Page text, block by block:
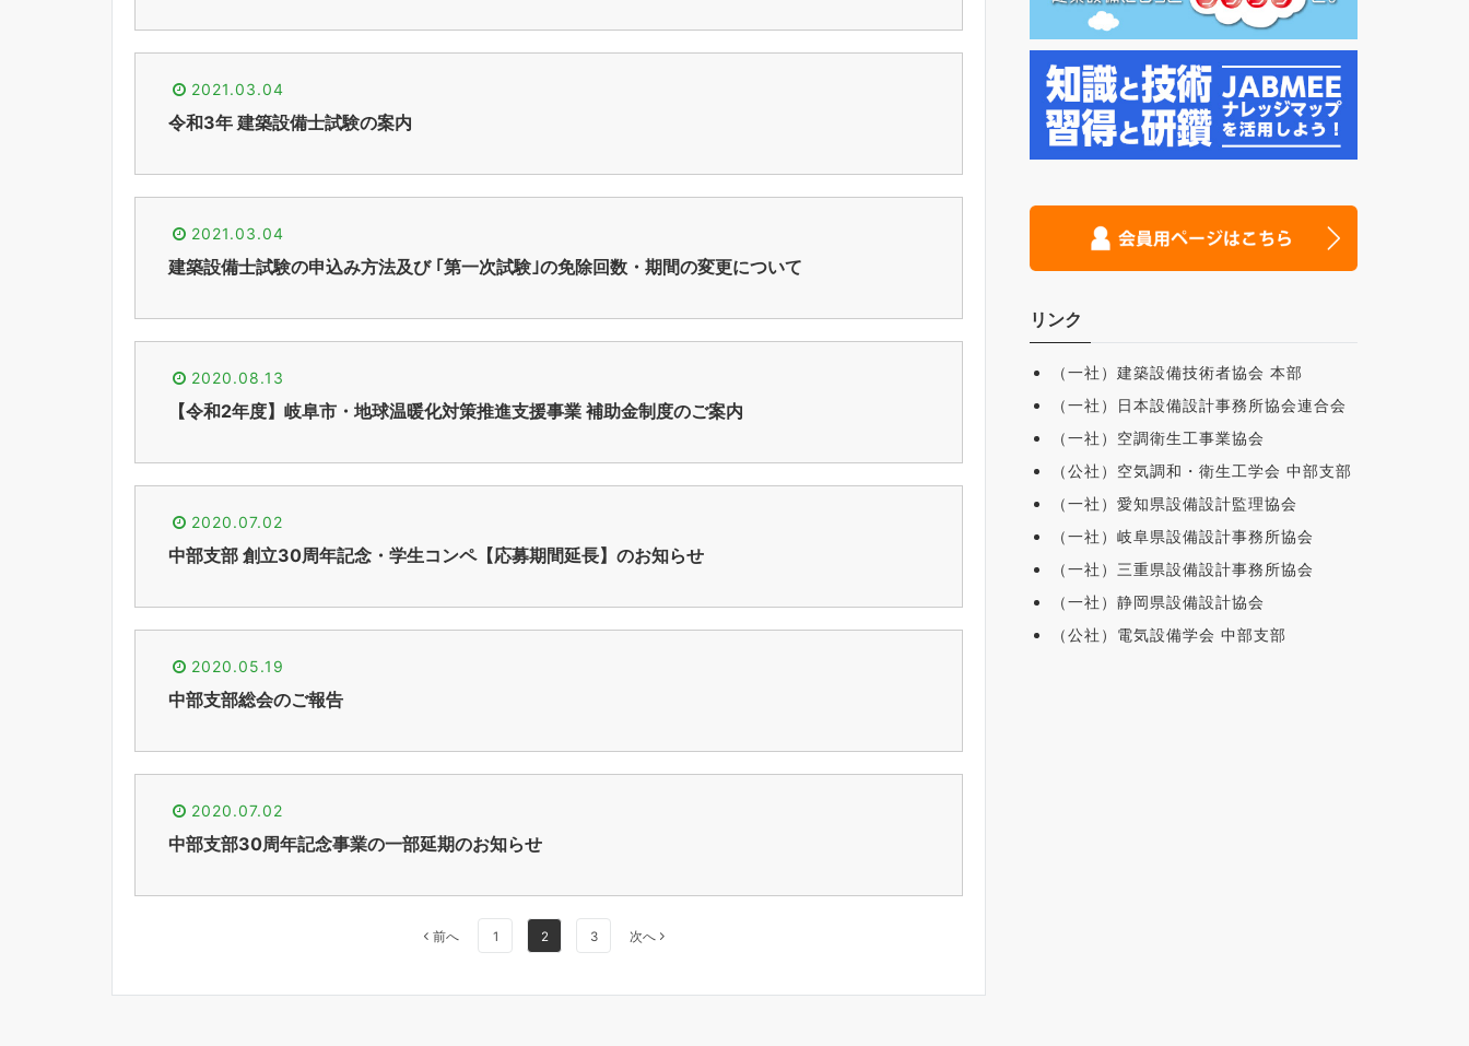
2021.03.04
令和3年 建築設備士試験の案内
2021.03.04
建築設備士試験の申込み方法及び ｢第一次試験｣の免除回数・期間の変更について
2020.08.13
【令和2年度】岐阜市・地球温暖化対策推進支援事業 補助金制度のご案内
2020.07.02
中部支部 創立30周年記念・学生コンペ【応募期間延長】のお知らせ
2020.05.19
中部支部総会のご報告
2020.07.02
中部支部30周年記念事業の一部延期のお知らせ
前へ 1 2 3 次へ
リンク
（一社）建築設備技術者協会 本部
（一社）日本設備設計事務所協会連合会
（一社）空調衛生工事業協会
（公社）空気調和・衛生工学会 中部支部
（一社）愛知県設備設計監理協会
（一社）岐阜県設備設計事務所協会
（一社）三重県設備設計事務所協会
（一社）静岡県設備設計協会
（公社）電気設備学会 中部支部